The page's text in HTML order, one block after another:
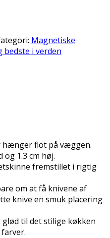
Magnetiske
bedste i verden
hænger flot på væggen.
og 1.3 cm høj.
fremstillet i rigtig
om at få knivene af
knive en smuk placering
til det stilige køkken